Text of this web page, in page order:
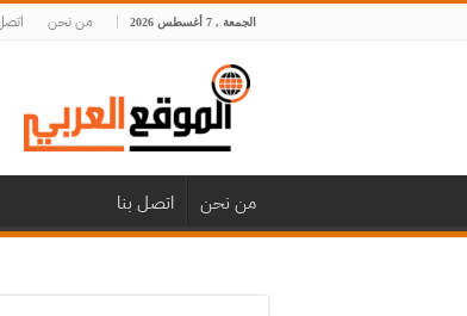
الجمعة , 7 أغسطس 2026 من نحن
من نحن اتصل بنا